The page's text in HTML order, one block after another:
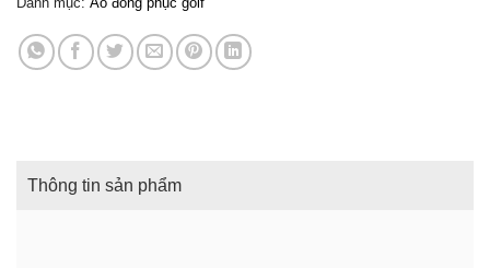
Thông tin sản phẩm